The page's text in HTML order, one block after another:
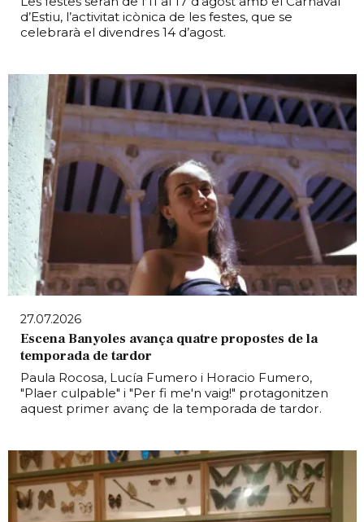
d’Estiu, l’activitat icònica de les festes, que se
celebrarà el divendres 14 d’agost.
27.07.2026
Escena Banyoles avança quatre propostes de la
temporada de tardor
Paula Rocosa, Lucía Fumero i Horacio Fumero,
"Plaer culpable" i "Per fi me'n vaig!" protagonitzen
aquest primer avanç de la temporada de tardor.